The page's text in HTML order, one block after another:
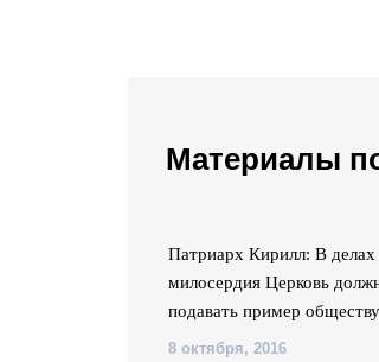
Материалы
Патриарх Кирилл: В делах
милосердия Церковь
подавать пример обществу
8 октября, 2016